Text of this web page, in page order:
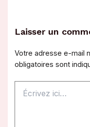
Laisser un
Votre adresse e-mail
obligatoires sont
ici…